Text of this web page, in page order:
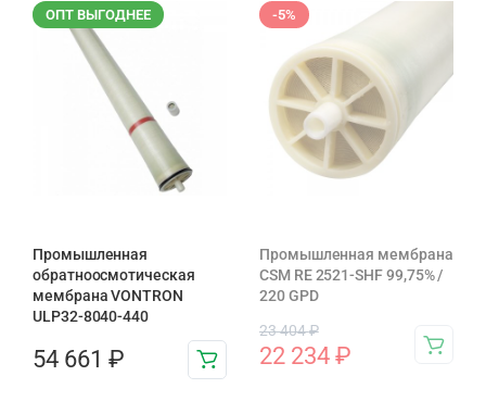
ОПТ ВЫГОДНЕЕ
Промышленная
обратноосмотическая
мембрана VONTRON
ULP32-8040-440
54 661 ₽
-5%
Промышленная мембрана
CSM RE 2521-SHF 99,75% /
220 GPD
23 404₽
22 234 ₽